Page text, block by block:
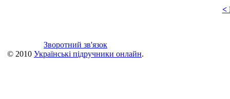
<
Зворотний зв'язок
© 2010 Українські підручники онлайн.